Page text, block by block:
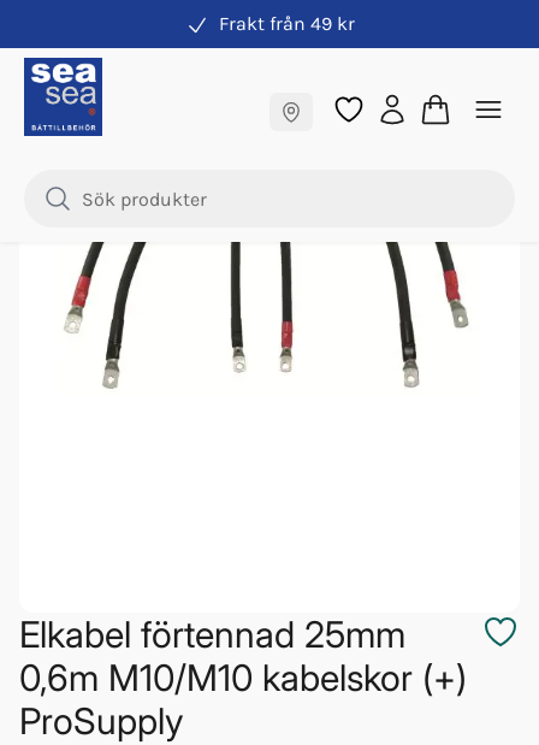
Frakt från 49 kr
Samma pris online & i butik
Elkabel förtennad 25mm
0,6m M10/M10 kabelskor (+)
ProSupply